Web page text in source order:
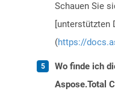
Schauen Sie
[unterstützten
(https://
Wo finde ich
Aspose.Total